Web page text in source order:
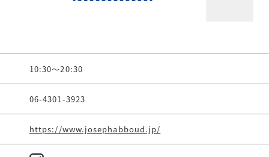
10:30～20:30
06-4301-3923
https://www.josephabboud.jp/